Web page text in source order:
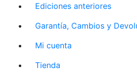
Ediciones anteriores
Garantía, Cambios y
Mi cuenta
Tienda